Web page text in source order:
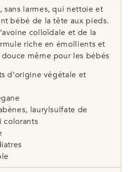
sans larmes, qui nettoie et
bébé de la tête aux pieds.
colloïdale et de la
riche en émollients et
douce même pour les bébés
d’origine végétale et
laurylsulfate de
colorants